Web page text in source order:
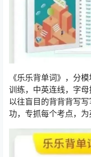
《乐乐背单词》，分
训练，中英连线，字
以往盲目的背背背写
功，专抓每个考点，为